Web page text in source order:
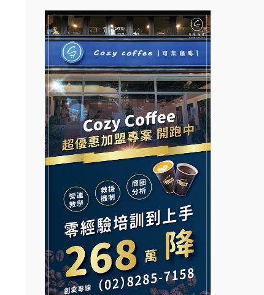
台灣G湯加盟說明會
彭富貴加盟說明會
NU PASTA義大利麵加盟說明
會
潮鍋癮加盟說明會
蓁伙烤倆吃加盟說明會
霏等茶加盟說明會
早安山丘加盟說明會
冰封仙果加盟說明會
Ramble Café 漫步藍咖啡加盟
說明會
拉亞漢堡加盟說明會
杜芳子古味茶鋪加盟說明會
優握握×酸奶大獅加盟說明會
冬城門加盟說明會
拾鑶火鍋加盟說明會
阿性情趣無人販售所加盟明會
龍涎居好湯加盟說明會
舒油頭加盟說明會
韓金量加盟說明會